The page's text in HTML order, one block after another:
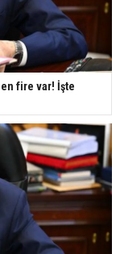
fire var! İşte